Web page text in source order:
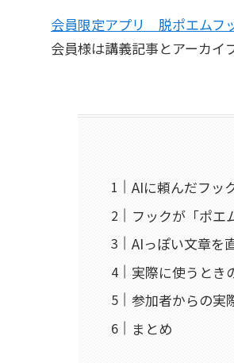
会員限定アプリ 脱ポエムフ
会員様は講義記事とアーカイ
AIに頼んだフッ
フックが「ポエ
AIっぽい文章を
実際に使うとき
参加者からの実
まとめ